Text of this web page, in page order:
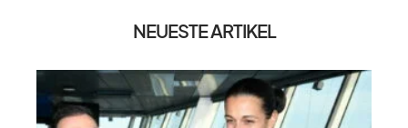
NEUESTE ARTIKEL